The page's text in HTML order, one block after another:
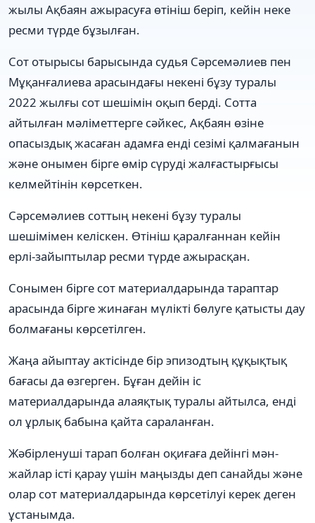
жылы Ақбаян ажырасуға өтініш беріп, кейін неке
ресми түрде бұзылған.
Сот отырысы барысында судья Сәрсемәлиев пен
Мұқанғалиева арасындағы некені бұзу туралы
2022 жылғы сот шешімін оқып берді. Сотта
айтылған мәліметтерге сәйкес, Ақбаян өзіне
опасыздық жасаған адамға енді сезімі қалмағанын
және онымен бірге өмір сүруді жалғастырғысы
келмейтінін көрсеткен.
Сәрсемәлиев соттың некені бұзу туралы
шешімімен келіскен. Өтініш қаралғаннан кейін
ерлі-зайыптылар ресми түрде ажырасқан.
Сонымен бірге сот материалдарында тараптар
арасында бірге жинаған мүлікті бөлуге қатысты дау
болмағаны көрсетілген.
Жаңа айыптау актісінде бір эпизодтың құқықтық
бағасы да өзгерген. Бұған дейін іс
материалдарында алаяқтық туралы айтылса, енді
ол ұрлық бабына қайта сараланған.
Жәбірленуші тарап болған оқиғаға дейінгі мән-
жайлар істі қарау үшін маңызды деп санайды және
олар сот материалдарында көрсетілуі керек деген
ұстанымда.